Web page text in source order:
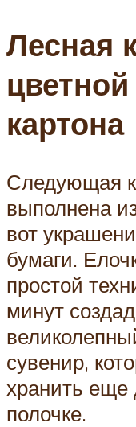
Лесная
картона
Следующая
выполнена
вот
бумаги.
простой
минут
сувенир,
хранить еще
полочке.